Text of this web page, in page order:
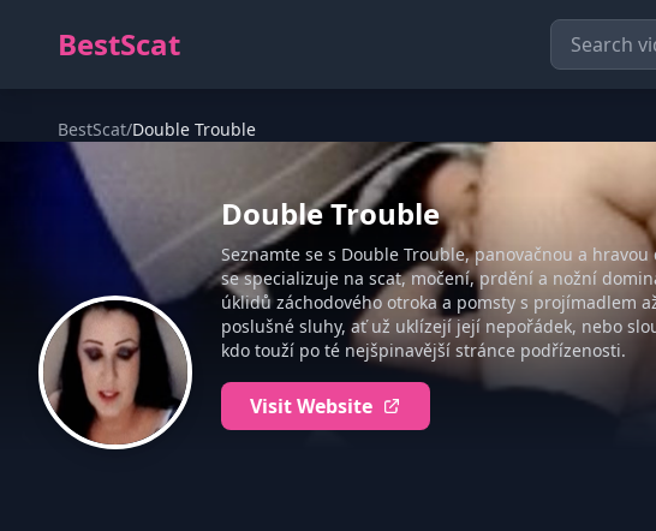
BestScat
BestScat/Double Trouble
Double Trouble
Seznamte se s Double Trouble, panovačnou a
se specializuje na scat, močení, prdění a nožní
úklidů záchodového otroka a pomsty s projímadlem
poslušné sluhy, ať už uklízejí její nepořádek, nebo
kdo touží po té nejšpinavější stránce podřízenosti.
Visit Website